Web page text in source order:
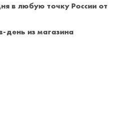
в любую точку России от
день из магазина